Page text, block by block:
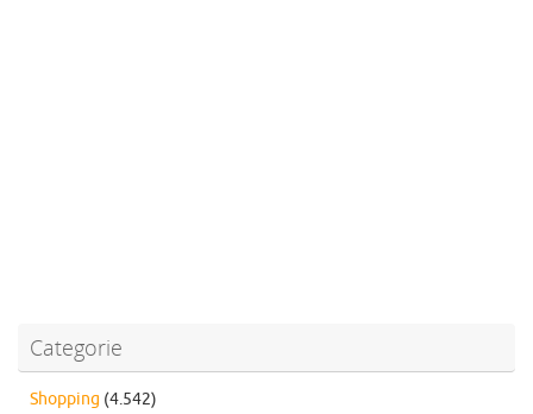
Categorie
Shopping (4.542)